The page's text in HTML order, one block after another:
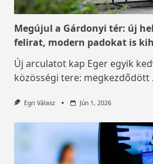
Megújul a Gárdonyi tér: új
felirat, modern padokat is
Új arculatot kap Eger egyik
közösségi tere: megkezdődött
Egri Válasz Jún 1, 2026